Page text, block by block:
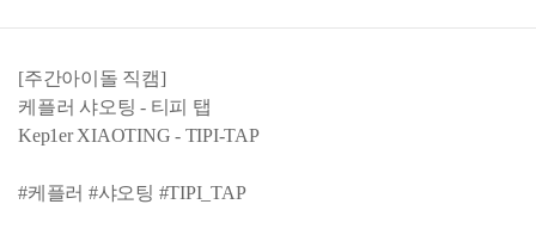
[주간아이돌 직캠]
케플러 샤오팅 - 티피 탭
Kep1er XIAOTING - TIPI-TAP
#케플러 #샤오팅 #TIPI_TAP